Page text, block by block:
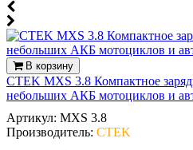
В корзину
CTEK MXS 3.8 Компактное
небольших АКБ мотоциклов и
Артикул: MXS 3.8
Производитель: CTEK